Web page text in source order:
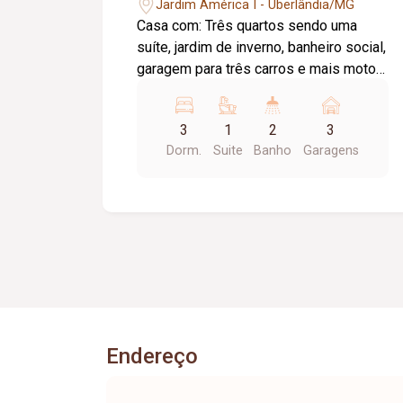
Jardim América I - Uberlândia/MG
Casa com: Três quartos sendo uma
suíte, jardim de inverno, banheiro social,
garagem para três carros e mais motos,
sala de jantar conjugada com a cozinha,
armários na cozinha, área de serviço,
com quarto de despejo, área lateral para
3
Dorm.
1
Suite
2
Banho
3
Garagens
Endereço